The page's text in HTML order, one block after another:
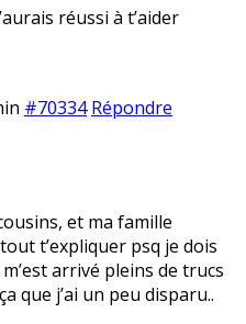
réussi à t’aider
#70334 Répondre
et ma famille
t’expliquer psq je dois
arrivé pleins de trucs
que j’ai un peu disparu..